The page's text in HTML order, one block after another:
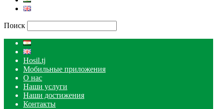
Поиск
Hosil.tj
Мобильные приложения
О нас
Наши услуги
Наши достижения
Контакты